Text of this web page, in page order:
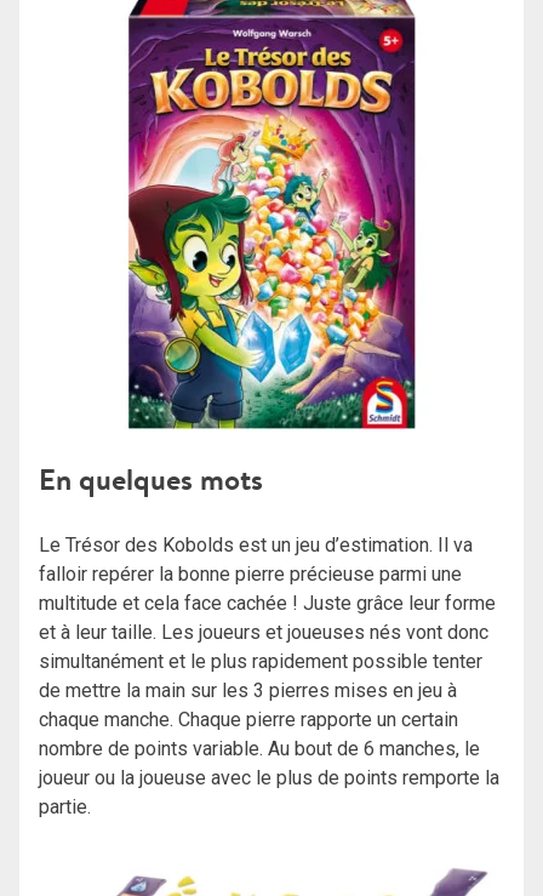
En quelques mots
Le Trésor des Kobolds est un jeu d’estimation. Il va
falloir repérer la bonne pierre précieuse parmi une
multitude et cela face cachée ! Juste grâce leur forme
et à leur taille. Les joueurs et joueuses nés vont donc
simultanément et le plus rapidement possible tenter
de mettre la main sur les 3 pierres mises en jeu à
chaque manche. Chaque pierre rapporte un certain
nombre de points variable. Au bout de 6 manches, le
joueur ou la joueuse avec le plus de points remporte la
partie.